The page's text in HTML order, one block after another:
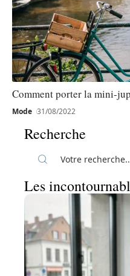
Comment porter la mini-
Mode 31/08/2022
Recherche
Les